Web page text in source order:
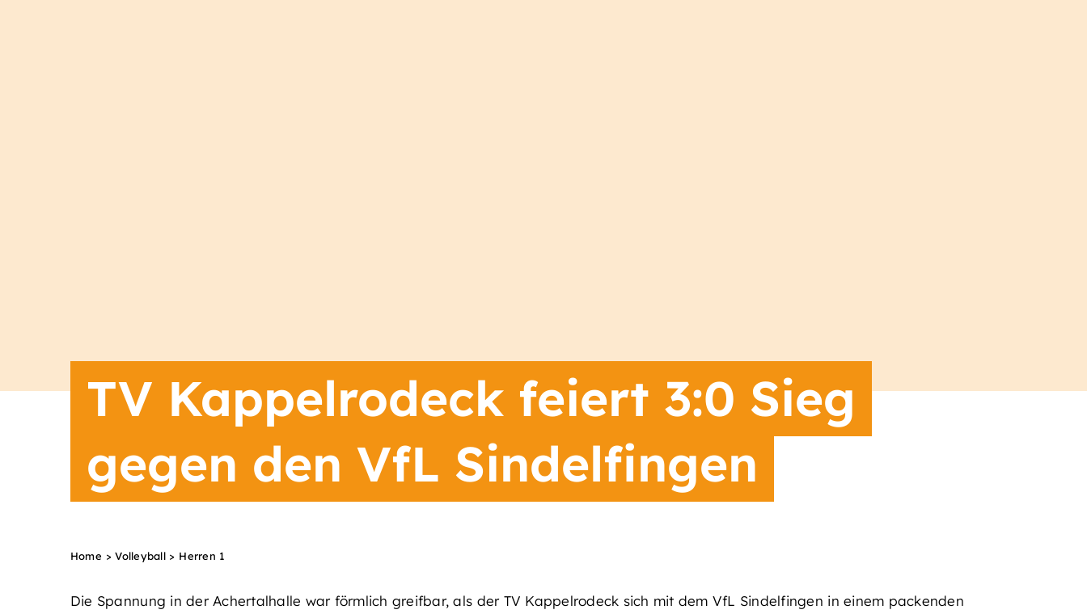
TV Kappelrodeck feiert 3:0 Sieg
gegen den VfL Sindelfingen
Home Volleyball Herren 1
Die Spannung in der Achertalhalle war förmlich greifbar, als der TV Kappelrodeck sich mit dem VfL Sindelfingen in einem packenden